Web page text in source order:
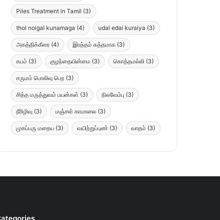
Piles Treatment in Tamil (3)
thol noigal kunamaga (4) udal edai kuraiya (3)
அகத்திக்கீரை (4) இரத்தம் சுத்தமாக (3)
கபம் (3) குழந்தையின்மை (3) கொத்தமல்லி (3)
சருமம் பொலிவு பெற (3)
சித்த மருத்துவம் பயன்கள் (3) நிலவேம்பு (3)
நீரிழிவு (3) மஞ்சள் காமாலை (3)
முகப்பரு மறைய (3) வயிற்றுப்புண் (3) வாதம் (3)